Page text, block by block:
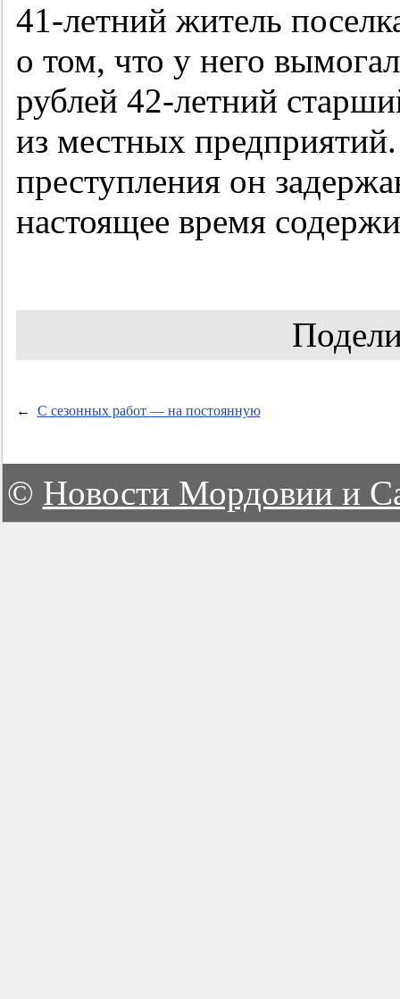
41-летний житель
о том, что у него
рублей 42-летний
из местных
преступления он
настоящее время
← С сезонных работ — на постоянную
© Новости Мордовии и